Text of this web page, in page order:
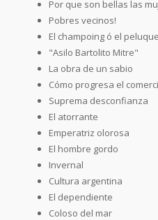
Por que son bellas las
Pobres vecinos!
El champoing ó el
"Asilo Bartolito Mitre"
La obra de un sabio
Cómo progresa el
Suprema desconfianza
El atorrante
Emperatriz olorosa
El hombre gordo
Invernal
Cultura argentina
El dependiente
Coloso del mar